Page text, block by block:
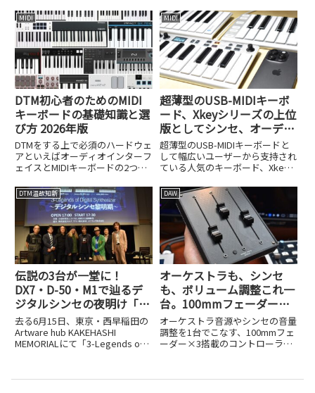
新しい品番と変更の背景を解説し
ます。
ラウドファンディングを5月5日
（現地時間）にスタートさせまし
た。trilloは「All-in-One ...
MIDI
DTM初心者のためのMIDI
キーボードの基礎知識と選
び方 2026年版
DTMをする上で必須のハードウェ
アといえばオーディオインターフ
ェイスとMIDIキーボードの2つで
イスについては「DTM初心者のた
めのオーディオインターフェイス
選び」という記事で紹介している
ので、ここではMIDI...
MIDI
超薄型のUSB-MIDIキーボ
ード、Xkeyシリーズの上位
版としてシンセ、オーディ
オ/MIDIインターフェイス
内蔵のXsynthが仲間入り
超薄型のUSB-MIDIキーボードと
して幅広いユーザーから支持され
ている人気のキーボード、Xkey
経過する中で、25鍵に加えて37
鍵が登場したり、それぞれに
Bluetooth-MIDI対応のXkey Airが
登...
DTM温故知新
伝説の3台が一堂に！
DX7・D-50・M1で辿るデ
ジタルシンセの夜明け「3-
Legends of Digital
Synthesizer～デジタルシ
ンセ黎明期～」レポート
去る6月15日、東京・西早稲田の
Artware hub KAKEHASHI
MEMORIALにて「3-Legends of
イベントが開催されました。これ
DAW
オーケストラも、シンセ
も、ボリューム調整これ一
台。100mmフェーダー×3
のGhost Note Audio
Conductor Mark II
オーケストラ音源やシンセの音量
調整を1台でこなす、100mmフェ
ーダー×3搭載のコントローラ